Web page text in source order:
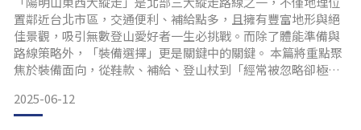
置鄰近台北市區，交通便利、補給點多，且擁有豐富地形與絕
佳景觀，吸引無數登山愛好者一生必挑戰。而除了體能準備與
路線策略外，「裝備選擇」更是關鍵中的關鍵。 本篇將重點聚
焦於裝備面向，從鞋款、補給、登山杖到「經常被忽略卻極為
需！ 陽明山東西大縱走是什麼？廣義來說，「陽明山東西大縱
走」就是俗稱的陽明山十連峰，包含十座山頭與兩座小百岳
2025-06-12